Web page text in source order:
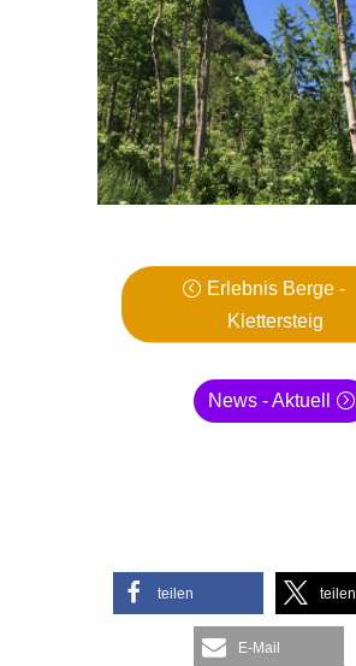
Erlebnis Berge -
Klettersteig
News - Aktuell
teilen teilen
E-Mail